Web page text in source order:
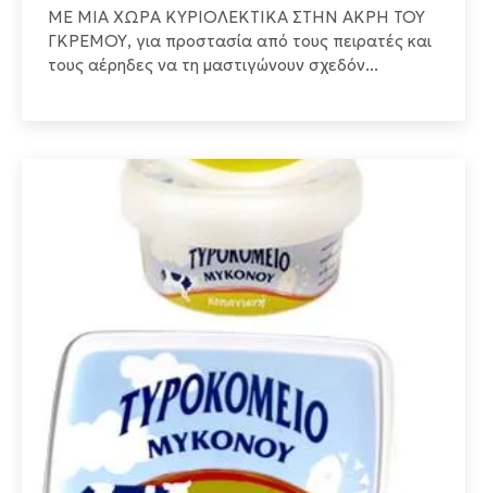
ΜΕ ΜΙΑ ΧΩΡΑ ΚΥΡΙΟΛΕΚΤΙΚΑ ΣΤΗΝ ΑΚΡΗ ΤΟΥ
ΓΚΡΕΜΟΥ, για προστασία από τους πειρατές και
τους αέρηδες να τη μαστιγώνουν σχεδόν...